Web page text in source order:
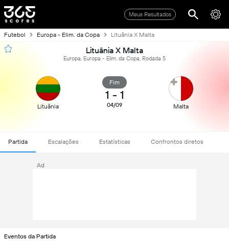
Meus Resultados
Futebol Europa - Elim. da Copa Lituânia X Malta
Lituânia X Malta
Europa, Europa - Elim. da Copa, Rodada 5
Lituânia
Fim
1 - 1
04/09 Malta
Partida Escalações Estatísticas Confrontos diretos
Ad
Eventos da Partida